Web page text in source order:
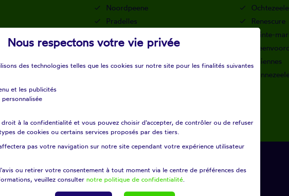
Noordpeene
Ochtezeele
Pradelles
Renescure
Sainte-
Steenbecque
Terdeghem
Thiennes
Modifier ma recherche
Nous respectons votre vie privée
des technologies telles que les cookies sur notre site pour les finalités suivantes
et les publicités
à la confidentialité et vous pouvez choisir d'accepter, de contrôler ou de refuser
de cookies ou certains services proposés par des tiers.
pas votre navigation sur notre site cependant votre expérience utilisateur
ou retirer votre consentement à tout moment via le centre de préférences des
veuillez consulter notre politique de confidentialité